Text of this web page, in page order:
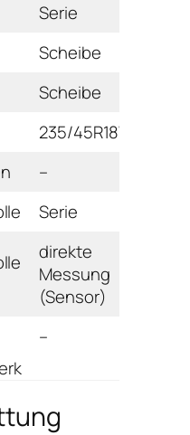
Serie
Scheibe
Scheibe
235/45R18W
–
Serie
direkte
Messung
(Sensor)
–